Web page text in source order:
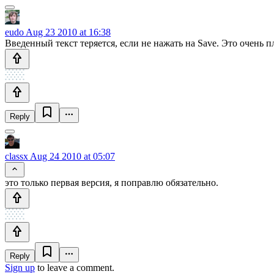
eudo Aug 23 2010 at 16:38
Введенный текст теряется, если не нажать на Save. Это очень
Reply
classx Aug 24 2010 at 05:07
это только первая версия, я поправлю обязательно.
Reply
Sign up to leave a comment.